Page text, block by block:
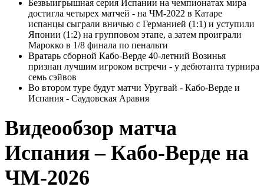
Безвыигрышная серия Испании на чемпионатах мира
достигла четырех матчей - на ЧМ-2022 в Катаре
испанцы сыграли вничью с Германией (1:1) и уступили
Японии (1:2) на групповом этапе, а затем проиграли
Марокко в 1/8 финала по пенальти
Вратарь сборной Кабо-Верде 40-летний Возинья
признан лучшим игроком встречи - у дебютанта турнира
семь сэйвов
Во втором туре будут матчи Уругвай - Кабо-Верде и
Испания - Саудовская Аравия
Видеообзор матча
Испания – Кабо-Верде на
ЧМ-2026